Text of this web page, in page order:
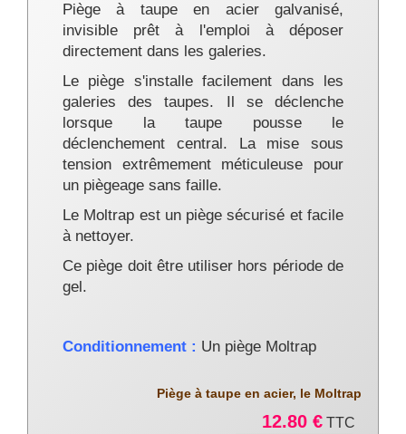
Piège à taupe en acier galvanisé,
invisible prêt à l'emploi à déposer
directement dans les galeries.
Le piège s'installe facilement dans les
galeries des taupes. Il se déclenche
lorsque la taupe pousse le
déclenchement central. La mise sous
tension extrêmement méticuleuse pour
un piègeage sans faille.
Le Moltrap est un piège sécurisé et facile
à nettoyer.
Ce piège doit être utiliser hors période de
gel.
Conditionnement : Un piège Moltrap
Piège à taupe en acier, le Moltrap
12.80 € TTC